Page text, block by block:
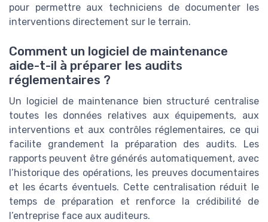
pour permettre aux techniciens de documenter les
interventions directement sur le terrain.
Comment un logiciel de maintenance
aide-t-il à préparer les audits
réglementaires ?
Un logiciel de maintenance bien structuré centralise
toutes les données relatives aux équipements, aux
interventions et aux contrôles réglementaires, ce qui
facilite grandement la préparation des audits. Les
rapports peuvent être générés automatiquement, avec
l’historique des opérations, les preuves documentaires
et les écarts éventuels. Cette centralisation réduit le
temps de préparation et renforce la crédibilité de
l’entreprise face aux auditeurs.